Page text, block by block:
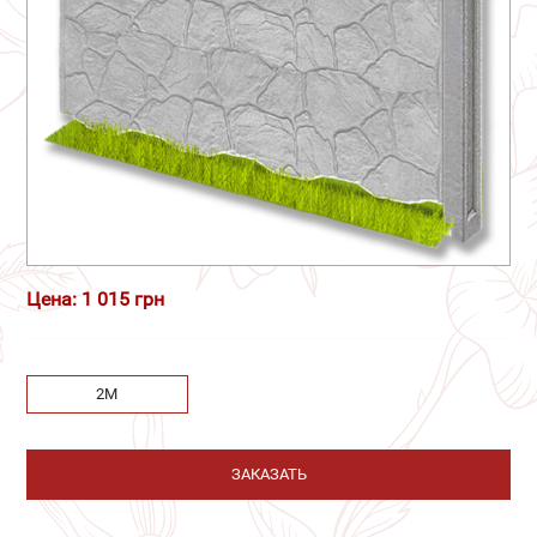
Цена: 1 015 грн
2М
ЗАКАЗАТЬ